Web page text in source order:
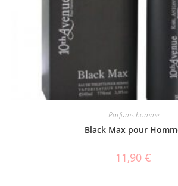
Parfums homme
Black Max pour
11,90 €